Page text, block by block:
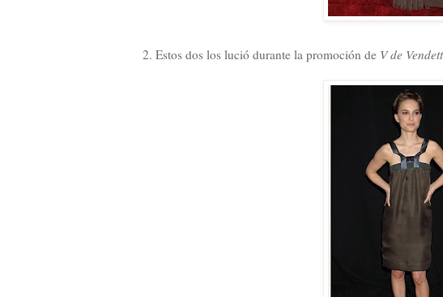
2. Estos dos los lució durante la promoción de V de